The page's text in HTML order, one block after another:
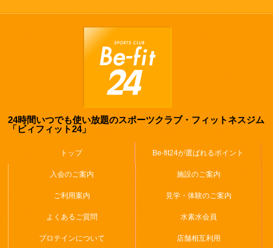
24時間いつでも使い放題のスポーツクラブ・フィットネスジム
「ビィフィット24」
トップ Be-fit24が選ばれるポイント
入会のご案内 施設のご案内
ご利用案内 見学・体験のご案内
よくあるご質問 水素水会員
プロテインについて 店舗相互利用